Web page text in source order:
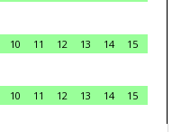
10 11 12 13 14
15
10 11 12 13 14
15